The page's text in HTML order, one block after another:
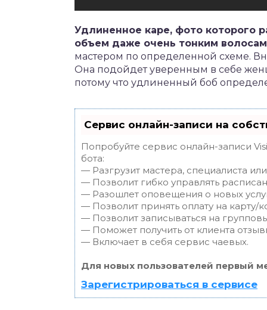
Удлиненное каре, фото которого
объем даже очень тонким волосам
мастером по определенной схеме.
Она подойдет уверенным в себе
потому что удлиненный боб
Сервис онлайн-записи на
Попробуйте сервис онлайн-записи
бота:
— Разгрузит мастера, специалиста
— Позволит гибко управлять
— Разошлет оповещения о новых
— Позволит принять оплату на карту/
— Позволит записываться на
— Поможет получить от клиента
— Включает в себя сервис чаевых.
Для новых пользователей первый
Зарегистрироваться в сервисе